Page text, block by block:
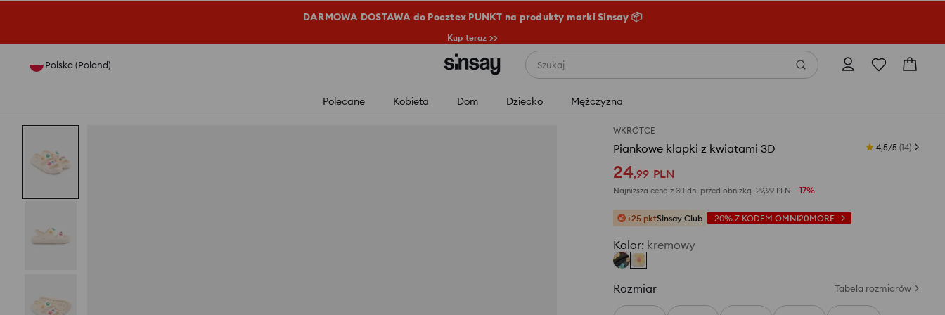
DARMOWA DOSTAWA do Pocztex PUNKT na produkty marki Sinsay 📦
Kup teraz >>
Polska (Poland) Szukaj
Polecane Kobieta Dom Dziecko Mężczyzna
WKRÓTCE
Piankowe klapki z kwiatami 3D 4,5/5 (14)
24,99 PLN
Najniższa cena z 30 dni przed obniżką 29,99 PLN -17%
+25 pktSinsay Club -20% Z KODEM OMNI20MORE
Kolor: kremowy
Rozmiar Tabela rozmiarów